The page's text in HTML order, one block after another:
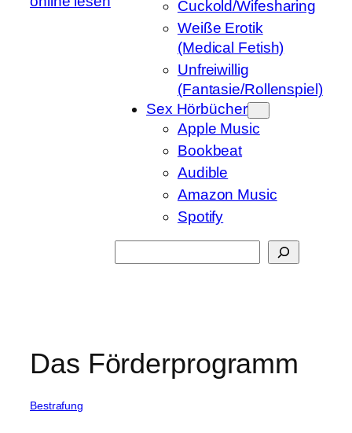
Cuckold/Wifesharing
Weiße Erotik
(Medical Fetish)
Unfreiwillig
(Fantasie/Rollenspiel)
Sex Hörbücher
Apple Music
Bookbeat
Audible
Amazon Music
Spotify
Das Förderprogramm
Bestrafung